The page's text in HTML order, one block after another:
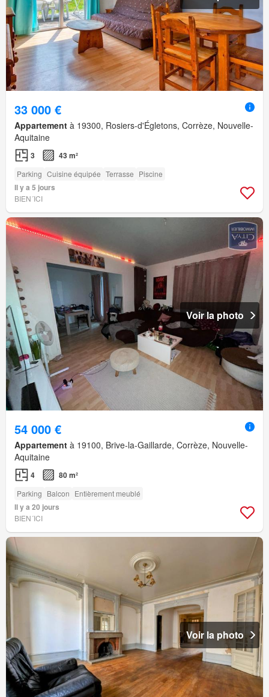
33 000 €
Appartement à 19300, Rosiers-d'Égletons, Corrèze, Nouvelle-
Aquitaine
3 43 m²
Parking Cuisine équipée Terrasse Piscine
Il y a 5 jours
BIEN´ICI
Voir la photo
54 000 €
Appartement à 19100, Brive-la-Gaillarde, Corrèze, Nouvelle-
Aquitaine
4 80 m²
Parking Balcon Entièrement meublé
Il y a 20 jours
BIEN´ICI
Voir la photo